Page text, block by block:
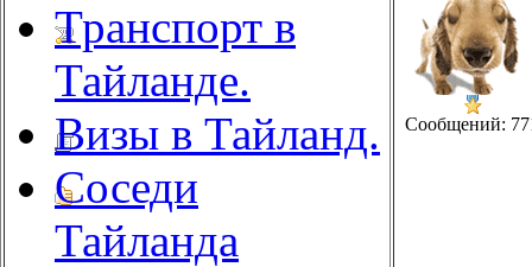
Транспорт в
Тайланде.
Визы в Тайланд.
Соседи
Тайланда
Сообщений: